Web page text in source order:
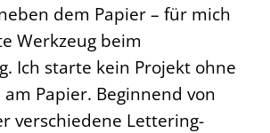
dem Papier – für mich
Werkzeug beim
Ich starte kein Projekt ohne
am Papier. Beginnend von
verschiedene Lettering-